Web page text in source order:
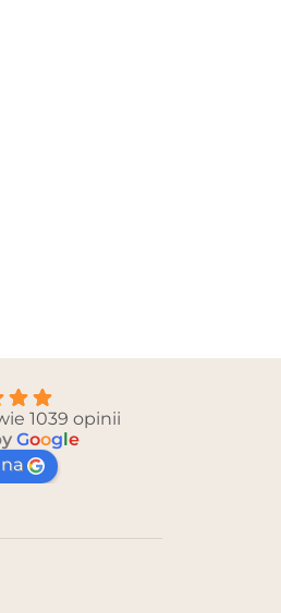
1039 opinii
Google